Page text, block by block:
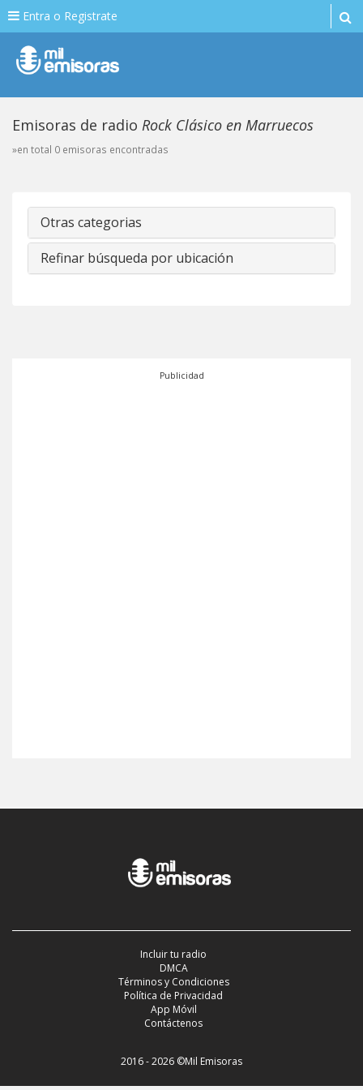
Entra o Registrate
Emisoras de radio Rock Clásico en Marruecos
»en total 0 emisoras encontradas
Otras categorias
Refinar búsqueda por ubicación
Publicidad
Incluir tu radio
DMCA
Términos y Condiciones
Política de Privacidad
App Móvil
Contáctenos
2016 - 2026 ©Mil Emisoras